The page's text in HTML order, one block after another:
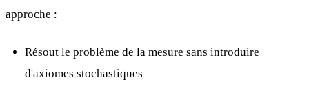
approche :
Résout le problème de la mesure sans introduire
d'axiomes stochastiques